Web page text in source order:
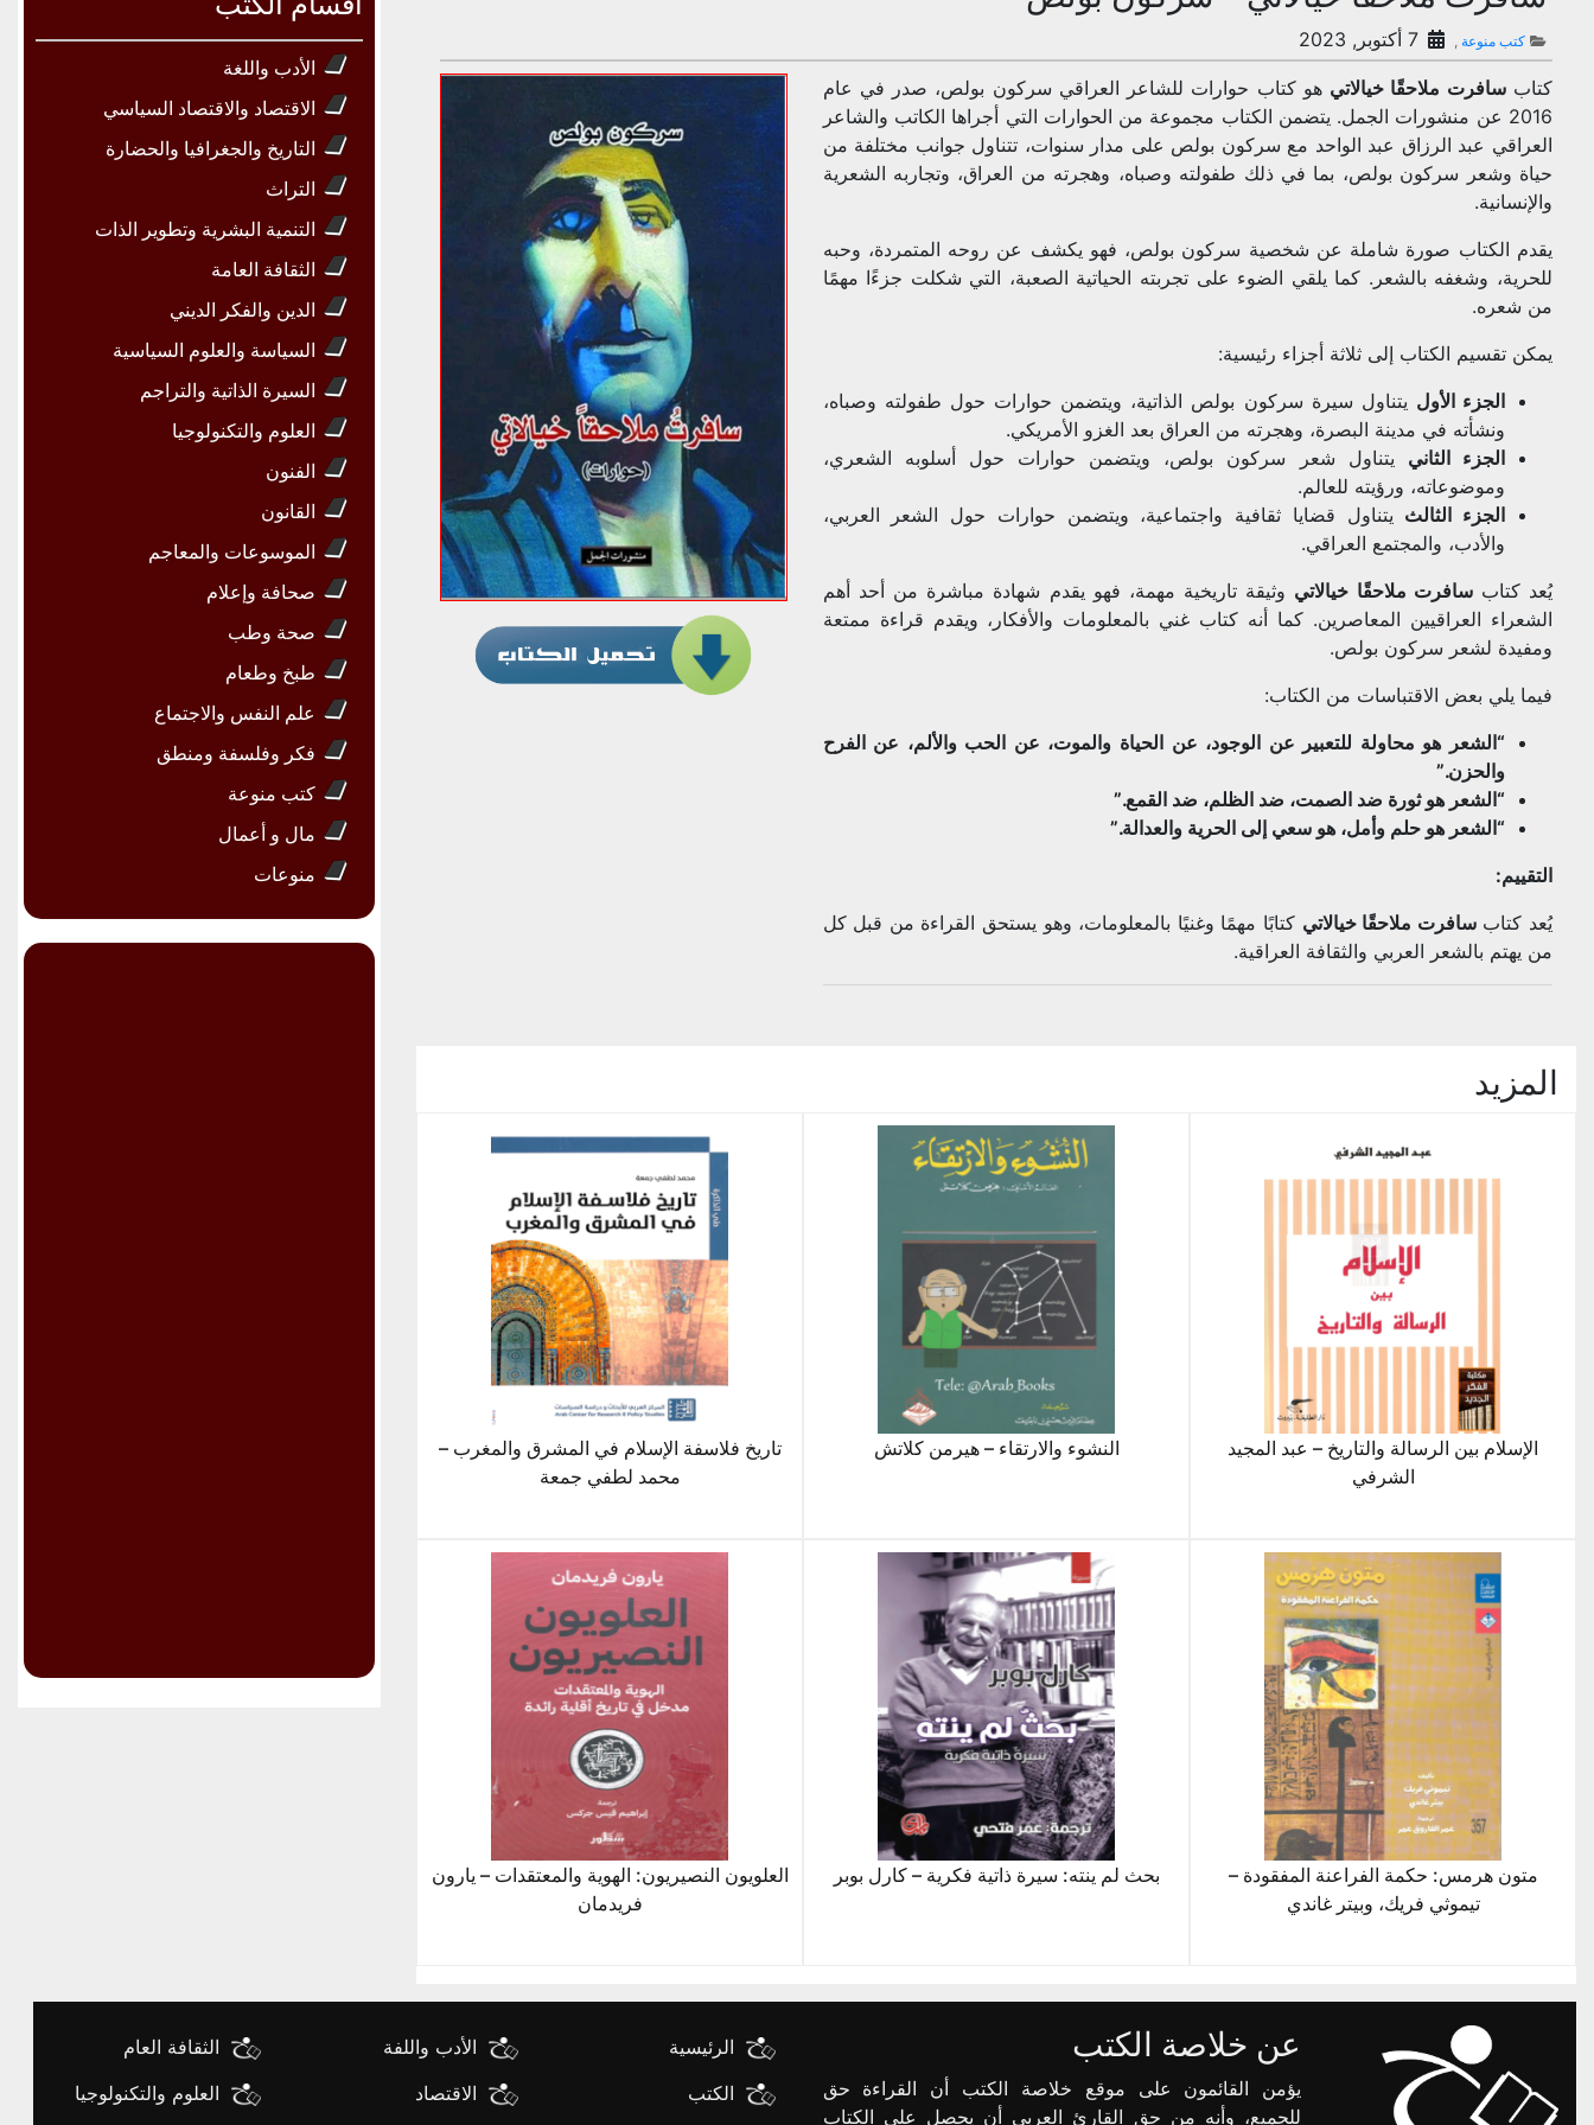
كتب منوعة ,
كتابسافرت ملاحقًا خيالاتي هو كتاب حوارات للشاعر العراقي سركون بولص، صدر في عام
2016 عن منشورات الجمل. يتضمن الكتاب مجموعة من الحوارات التي أجراها الكاتب والشاعر
العراقي عبد الرزاق عبد الواحد مع سركون بولص على مدار سنوات، تتناول جوانب مختلفة من
حياة وشعر سركون بولص، بما في ذلك طفولته وصباه، وهجرته من العراق، وتجاربه الشعرية
والإنسانية.
يقدم الكتاب صورة شاملة عن شخصية سركون بولص، فهو يكشف عن روحه المتمردة، وحبه
للحرية، وشغفه بالشعر. كما يلقي الضوء على تجربته الحياتية الصعبة، التي شكلت جزءًا مهمًا
من شعره.
يمكن تقسيم الكتاب إلى ثلاثة أجزاء رئيسية:
الجزء الأول يتناول سيرة سركون بولص الذاتية، ويتضمن حوارات حول طفولته وصباه،
ونشأته في مدينة البصرة، وهجرته من العراق بعد الغزو الأمريكي.
الجزء الثاني يتناول شعر سركون بولص، ويتضمن حوارات حول أسلوبه الشعري،
وموضوعاته، ورؤيته للعالم.
الجزء الثالث يتناول قضايا ثقافية واجتماعية، ويتضمن حوارات حول الشعر العربي،
والأدب، والمجتمع العراقي.
يُعد كتابسافرت ملاحقًا خيالاتي وثيقة تاريخية مهمة، فهو يقدم شهادة مباشرة من أحد أهم
الشعراء العراقيين المعاصرين. كما أنه كتاب غني بالمعلومات والأفكار، ويقدم قراءة ممتعة
ومفيدة لشعر سركون بولص.
فيما يلي بعض الاقتباسات من الكتاب:
“الشعر هو محاولة للتعبير عن الوجود، عن الحياة والموت، عن الحب والألم، عن الفرح
والحزن.”
“الشعر هو ثورة ضد الصمت، ضد الظلم، ضد القمع.”
“الشعر هو حلم وأمل، هو سعي إلى الحرية والعدالة.”
التقييم:
يُعد كتابسافرت ملاحقًا خيالاتي كتابًا مهمًا وغنيًا بالمعلومات، وهو يستحق القراءة من قبل كل
من يهتم بالشعر العربي والثقافة العراقية.
المزيد
الإسلام بين الرسالة والتاريخ – عبد المجيد
الشرفي
النشوء والارتقاء – هيرمن كلاتش
تاريخ فلاسفة الإسلام في المشرق والمغرب –
محمد لطفي جمعة
متون هرمس: حكمة الفراعنة المفقودة –
تيموثي فريك، وبيتر غاندي
بحث لم ينته: سيرة ذاتية فكرية – كارل بوبر
العلويون النصيريون: الهوية والمعتقدات – يارون
فريدمان
الأدب واللغة
الاقتصاد والاقتصاد السياسي
التاريخ والجغرافيا والحضارة
التراث
التنمية البشرية وتطوير الذات
الثقافة العامة
الدين والفكر الديني
السياسة والعلوم السياسية
السيرة الذاتية والتراجم
العلوم والتكنولوجيا
الفنون
القانون
الموسوعات والمعاجم
صحافة وإعلام
صحة وطب
طبخ وطعام
علم النفس والاجتماع
فكر وفلسفة ومنطق
كتب منوعة
مال و أعمال
منوعات
عن خلاصة الكتب
يؤمن القائمون على موقع خلاصة الكتب أن القراءة حق
للجميع، وأنه من حق القارئ العربي أن يحصل على الكتاب
الرئيسية
الكتب
الأدب واللفة
الاقتصاد
الثقافة العام
العلوم والتكنولوجيا